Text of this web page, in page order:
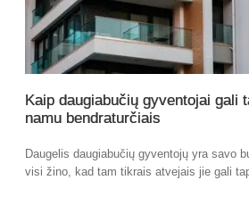
Kaip daugiabučių gyventojai gali
namu bendraturčiais
Daugelis daugiabučių gyventojų yra savo
visi žino, kad tam tikrais atvejais jie gali